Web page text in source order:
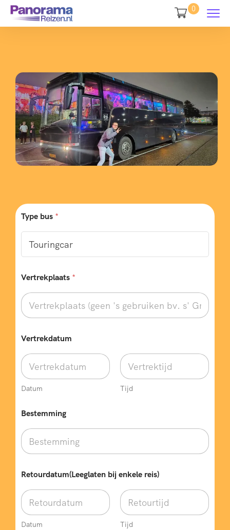
0
Type bus *
Vertrekplaats *
Vertrekdatum
Datum Tijd
Bestemming
Retourdatum(Leeglaten bij enkele reis)
Datum Tijd